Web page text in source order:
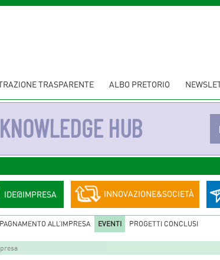
TRASPARENTE ALBO PRETORIO
HUB
IDE@IMPRESA INNOVAZIONE&SOCIETÀ
ALL’IMPRESA EVENTI PROGETTI CONCLUSI